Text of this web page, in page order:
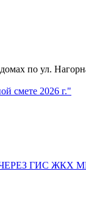
по ул.
смете 2026 г."
ГИС ЖКХ МКД